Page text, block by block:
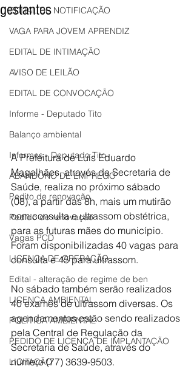
EDITAL DE NOTIFICAÇÃO
VAGA PARA JOVEM APRENDIZ
EDITAL DE INTIMAÇÃO
AVISO DE LEILÃO
EDITAL DE CONVOCAÇÃO
Informe - Deputado Tito
Balanço ambiental
Informes - Deputado Tito
ABANDONO DE EMPREGO
Pedito de renovação
Pedido de renovação
Vagas PCD
LICENÇA DE OPERAÇÃO
Edital - alteração de regime de ben
LICENÇA AMBIENTAL
POLÍTICA AMBIENTAL
PEDIDO DE LICENÇA DE IMPLANTAÇÃO
LICITAÇÃO
gestantes
A Prefeitura de Luís Eduardo
Magalhães, através da Secretaria de
Saúde, realiza no próximo sábado
(08), a partir das 8h, mais um mutirão
com consulta e ultrassom obstétrica,
para as futuras mães do município.
Foram disponibilizadas 40 vagas para
consulta e 45 para ultrassom.
No sábado também serão realizados
40 exames de ultrassom diversas. Os
agendamentos estão sendo realizados
pela Central de Regulação da
Secretaria de Saúde, através do
número (77) 3639-9503.